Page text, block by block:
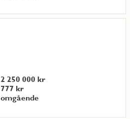
2 250 000 kr
777 kr
omgående